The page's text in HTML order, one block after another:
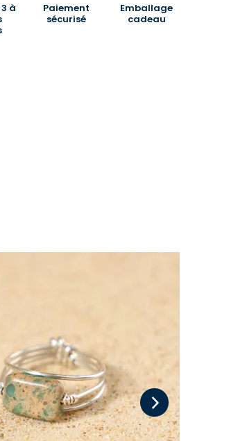
à
Paiement
sécurisé
Emballage
cadeau